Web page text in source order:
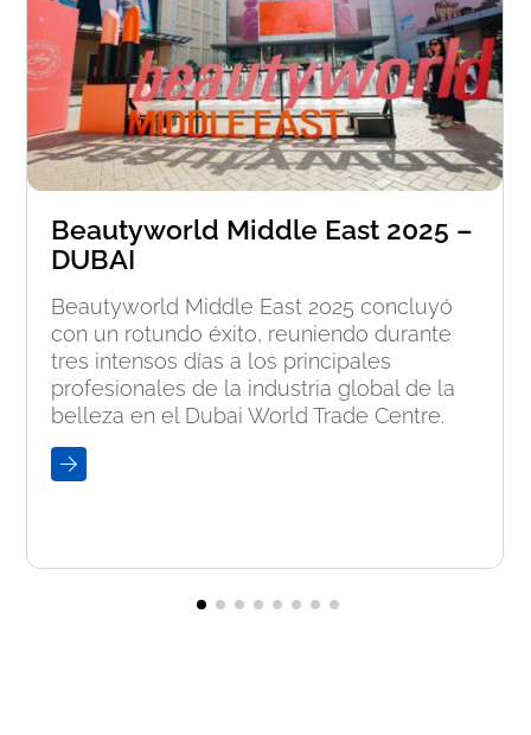
Beautyworld Middle East 2025 –
DUBAI
Beautyworld Middle East 2025 concluyó
con un rotundo éxito, reuniendo durante
tres intensos días a los principales
profesionales de la industria global de la
belleza en el Dubai World Trade Centre.